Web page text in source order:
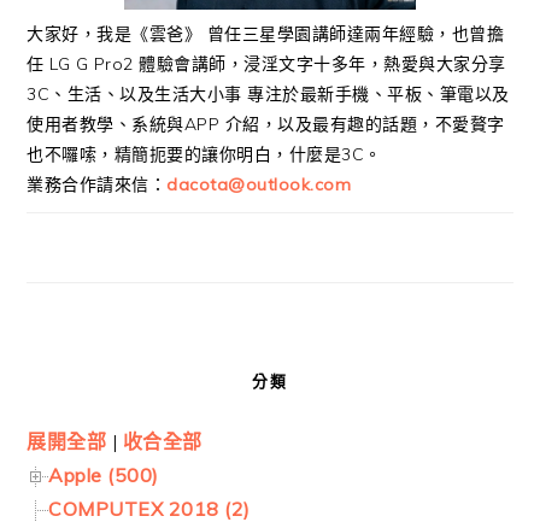
大家好，我是《雲爸》 曾任三星學園講師達兩年經驗，也曾擔
任 LG G Pro2 體驗會講師，浸淫文字十多年，熱愛與大家分享
3C、生活、以及生活大小事 專注於最新手機、平板、筆電以及
使用者教學、系統與APP 介紹，以及最有趣的話題，不愛贅字
也不囉嗦，精簡扼要的讓你明白，什麼是3C。
業務合作請來信： dacota@outlook.com
分類
展開全部 | 收合全部
Apple (500)
COMPUTEX 2018 (2)